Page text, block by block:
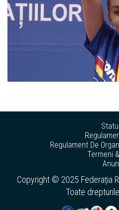
Regulament De
Termeni
Copyright © 2025 Federația
Toate